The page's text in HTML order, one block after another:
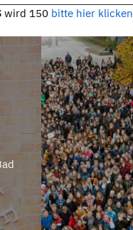
wird 150 bitte hier klicken